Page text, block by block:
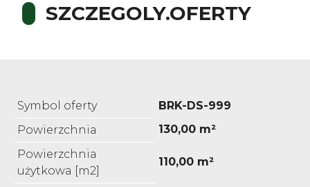
SZCZEGOLY.OFERTY
Symbol oferty
BRK-DS-999
Powierzchnia
130,00 m²
Powierzchnia
użytkowa [m2]
110,00 m²